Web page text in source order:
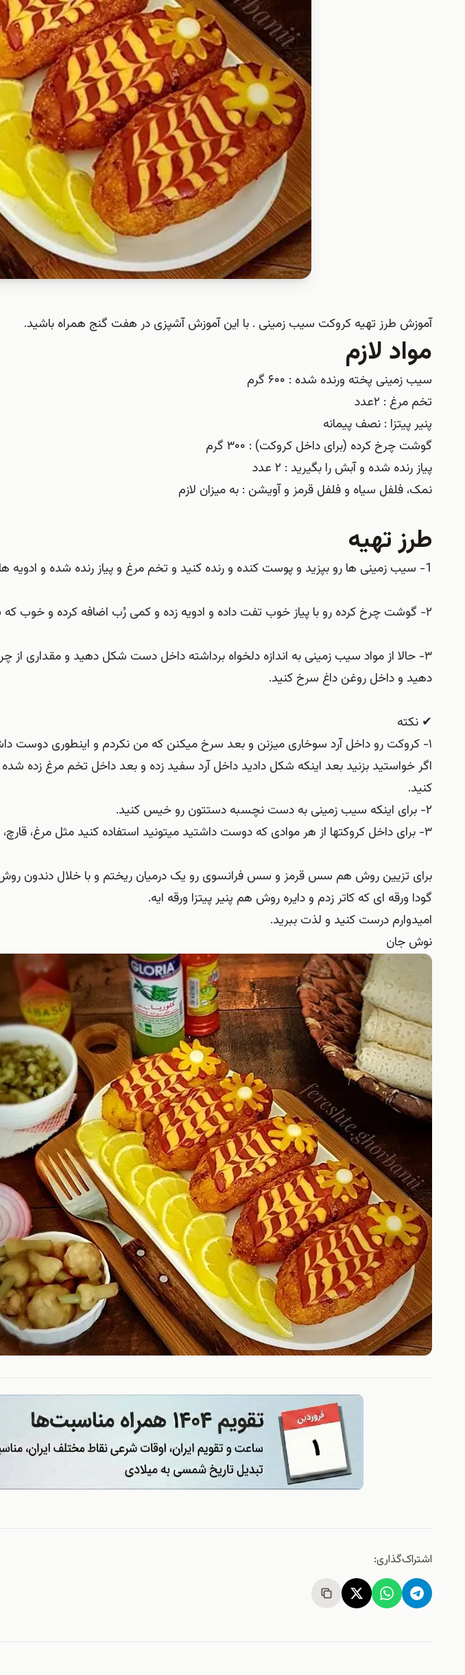
آموزش طرز تهیه کروکت سیب زمینی . با این آموزش آشپزی در هفت گنج همراه باشید.
مواد لازم
سیب زمینی پخته ورنده شده : ۶۰۰ گرم
تخم مرغ : ۲عدد
پنیر پیتزا : نصف پیمانه
گوشت چرخ کرده (برای داخل کروکت) : ۳۰۰ گرم
پیاز رنده شده و آبش را بگیرید : ۲ عدد
نمک، فلفل سیاه و فلفل قرمز و آویشن : به میزان لازم
طرز تهیه
1- سیب زمینی ها رو بپزید و پوست کنده و رنده کنید و تخم مرغ و پیاز رنده شده و ادویه ها رو اضافه کرده و مخلوط کنید.
۲- گوشت چرخ کرده رو با پیاز خوب تفت داده و ادویه زده و کمی رُب اضافه کرده و خوب که سرخ شد کنار بگذارید.
۳- حالا از مواد سیب زمینی به اندازه دلخواه برداشته داخل دست شکل دهید و مقداری
دهید و داخل روغن داغ سرخ کنید.
✔ نکته
۱- کروکت رو داخل آرد سوخاری میزنن و بعد سرخ میکنن که من نکردم و اینطوری دوست داشتیم.
اگر خواستید بزنید بعد اینکه شکل دادید داخل آرد سفید زده و بعد داخل تخم مرغ زده
کنید.
۲- برای اینکه سیب زمینی به دست نچسبه دستتون رو خیس کنید.
۳- برای داخل کروکتها از هر موادی که دوست داشتید میتونید استفاده کنید مثل مرغ، قارچ، فلفل دلمه، هویج و …
برای تزیین روش هم سس قرمز و سس فرانسوی رو یک درمیان ریختم و با خلال دندون
گودا ورقه ای که کاتر زدم و دایره روش هم پنیر پیتزا ورقه ایه.
امیدوارم درست کنید و لذت ببرید.
نوش جان
اشتراک‌گذاری: